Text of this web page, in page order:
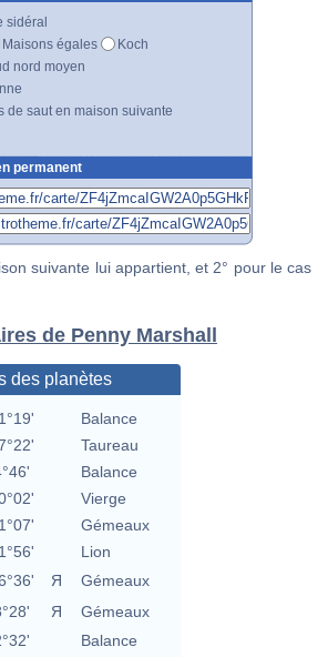
sidéral
Maisons égales
Koch
nord moyen
de saut en maison suivante
permanent
suivante lui appartient, et 2° pour le cas
de Penny Marshall
des planètes
Balance
Taureau
Balance
Vierge
Gémeaux
Lion
Я
Gémeaux
Я
Gémeaux
Balance